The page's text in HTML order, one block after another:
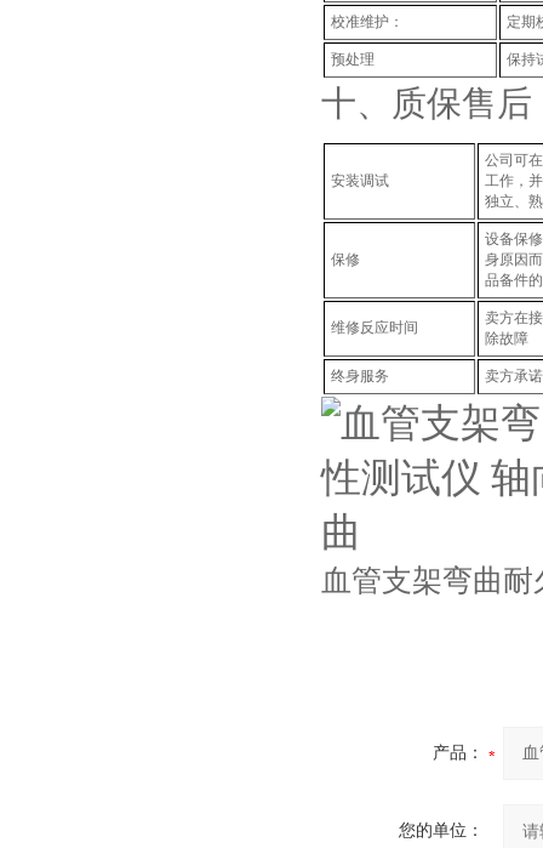
‌校准维护‌： 定期
预处理 保持
十、质保售后
安装调试
公司可
工作，
独立、
保修
设备保
身原因
品备件
维修反应时间
卖方在
除故障
终身服务 卖方承
血管支架弯曲
产品：
您的单位：